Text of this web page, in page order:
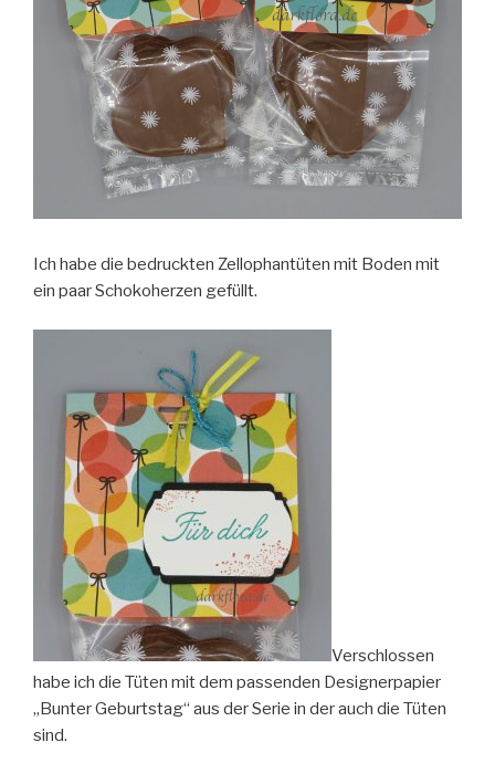
Ich habe die bedruckten Zellophantüten mit Boden mit
ein paar Schokoherzen gefüllt.
Verschlossen
habe ich die Tüten mit dem passenden Designerpapier
„Bunter Geburtstag“ aus der Serie in der auch die Tüten
sind.